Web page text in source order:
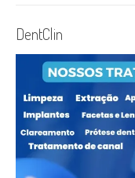
DentClin